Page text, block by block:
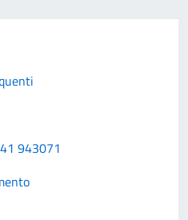
943071